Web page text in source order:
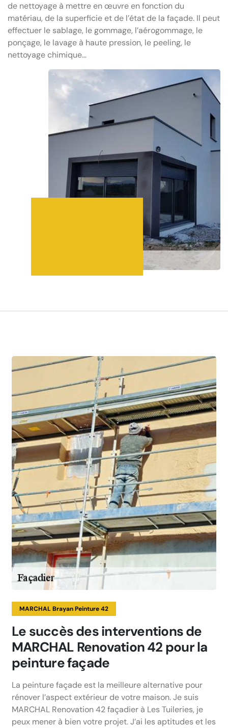
de nettoyage à mettre en œuvre en fonction du
matériau, de la superficie et de l’état de la façade. Il peut
effectuer le sablage, le gommage, l’aérogommage, le
ponçage, le lavage à haute pression, le peeling, le
nettoyage chimique…
MARCHAL Brayan Peinture 42
Le succès des interventions de
MARCHAL Renovation 42 pour la
peinture façade
La peinture façade est la meilleure alternative pour
rénover l’aspect extérieur de votre maison. Je suis
MARCHAL Renovation 42 façadier à Les Tuileries, je
peux mener à bien votre projet. J’ai les aptitudes et les